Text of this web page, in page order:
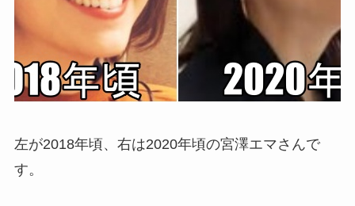
左が2018年頃、右は2020年頃の宮澤エマさんで
す。